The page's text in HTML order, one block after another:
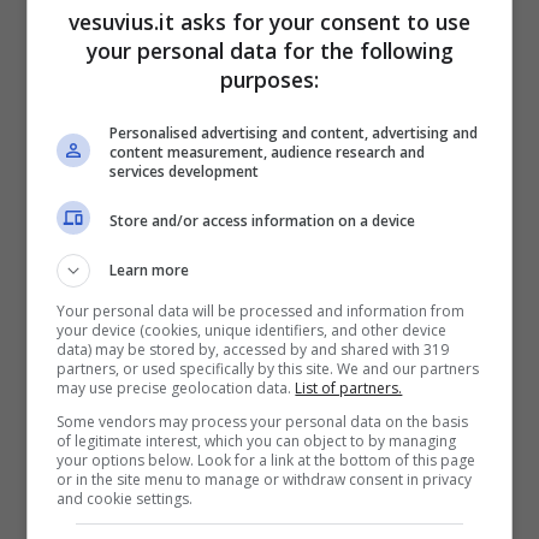
A stretto giro di posta è arrivata la controreplica
di de Magistris che smentisce l’ipotesi di
contratto per il fratello: “Sono sconcertato nel
leggere che avrei assunto mio fratello
avrei potuto fare due anni fa, senza alcun
impedimento di legge, ma ho scelto in maniera
diversa per questione di opportunità. La stessa
scelta confermo anche oggi.
vesuvius.it asks for your consent to use
your personal data for the following
purposes:
Personalised advertising and content, advertising and
content measurement, audience research and
services development
Store and/or access information on a device
Learn more
Your personal data will be processed and information from
your device (cookies, unique identifiers, and other device
data) may be stored by, accessed by and shared with 319
partners, or used specifically by this site. We and our partners
may use precise geolocation data. List of partners.
Some vendors may process your personal data on the basis
of legitimate interest, which you can object to by managing
your options below. Look for a link at the bottom of this page
or in the site menu to manage or withdraw consent in privacy
and cookie settings.